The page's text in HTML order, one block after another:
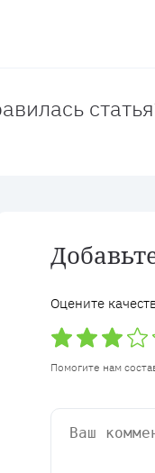
Оцените
Помогите нам